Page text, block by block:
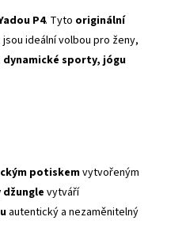
P4. Tyto originální
jsou ideální volbou pro ženy,
sporty, jógu
potiskemvytvořeným
vytváří
autentický a nezaměnitelný